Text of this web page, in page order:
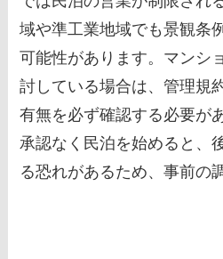
域や準工業地域でも景観条
可能性があります。マンシ
討している場合は、管理規
有無を必ず確認する必要が
承認なく民泊を始めると、
る恐れがあるため、事前の